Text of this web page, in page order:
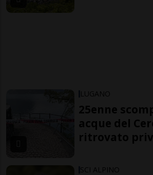
LUGANO
25enne
acque del
ritrovato
SCI ALPINO